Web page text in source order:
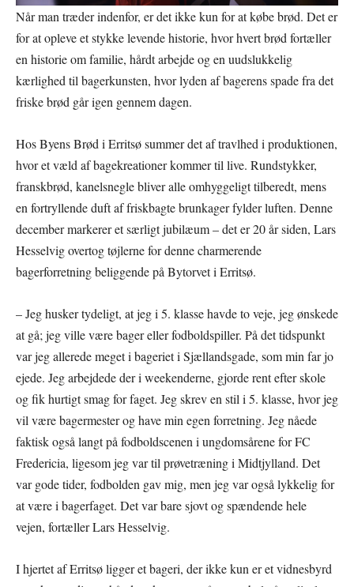
Når man træder indenfor, er det ikke kun for at købe brød. Det er
for at opleve et stykke levende historie, hvor hvert brød fortæller
en historie om familie, hårdt arbejde og en uudslukkelig
kærlighed til bagerkunsten, hvor lyden af bagerens spade fra det
friske brød går igen gennem dagen.
Hos Byens Brød i Erritsø summer det af travlhed i produktionen,
hvor et væld af bagekreationer kommer til live. Rundstykker,
franskbrød, kanelsnegle bliver alle omhyggeligt tilberedt, mens
en fortryllende duft af friskbagte brunkager fylder luften. Denne
december markerer et særligt jubilæum – det er 20 år siden, Lars
Hesselvig overtog tøjlerne for denne charmerende
bagerforretning beliggende på Bytorvet i Erritsø.
– Jeg husker tydeligt, at jeg i 5. klasse havde to veje, jeg ønskede
at gå; jeg ville være bager eller fodboldspiller. På det tidspunkt
var jeg allerede meget i bageriet i Sjællandsgade, som min far jo
ejede. Jeg arbejdede der i weekenderne, gjorde rent efter skole
og fik hurtigt smag for faget. Jeg skrev en stil i 5. klasse, hvor jeg
vil være bagermester og have min egen forretning. Jeg nåede
faktisk også langt på fodboldscenen i ungdomsårene for FC
Fredericia, ligesom jeg var til prøvetræning i Midtjylland. Det
var gode tider, fodbolden gav mig, men jeg var også lykkelig for
at være i bagerfaget. Det var bare sjovt og spændende hele
vejen, fortæller Lars Hesselvig.
I hjertet af Erritsø ligger et bageri, der ikke kun er et vidnesbyrd